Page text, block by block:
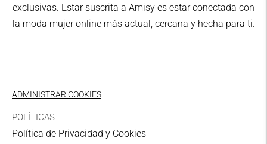
exclusivas. Estar suscrita a Amisy es estar conectada con
la moda mujer online más actual, cercana y hecha para ti.
ADMINISTRAR COOKIES
POLÍTICAS
Política de Privacidad y Cookies